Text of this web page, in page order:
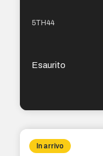
5TH44
Esaurito
In arrivo